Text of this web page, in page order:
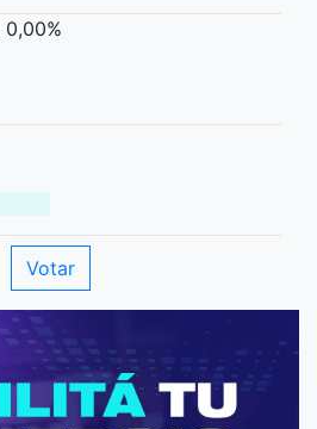
0,00%